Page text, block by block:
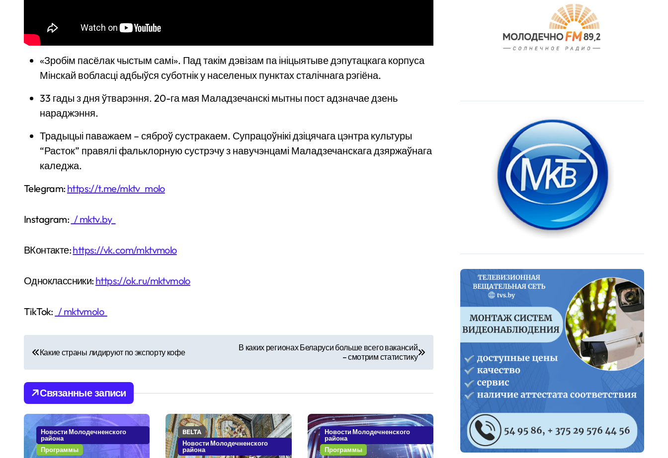
«Зробім пасёлак чыстым самі». Пад такім дэвізам па ініцыятыве дэпутацкага корпуса
Мінскай вобласці адбыўся суботнік у населеных пунктах сталічнага рэгіёна.
33 гады з дня ўтварэння. 20-га мая Маладзечанскі мытны пост адзначае дзень
нараджэння.
Традыцыі паважаем – сяброў сустракаем. Супрацоўнікі дзіцячага цэнтра культуры
“Расток” правялі фальклорную сустрэчу з навучэнцамі Маладзечанскага дзяржаўнага
каледжа.
Telegram: https://t.me/mktv_molo
Instagram: / mktv.by
ВКонтакте:https://vk.com/mktvmolo
Одноклассники: https://ok.ru/mktvmolo
TikTok: / mktvmolo
а
в
и
г
Какие страны лидируют по экспорту кофе
В каких регионах Беларуси больше всего вакансий
– смотрим статистику
Связанные записи
Новости Молодечненского
района
Программы
BELTA
Новости Молодечненского
района
Новости Молодечненского
района
Программы